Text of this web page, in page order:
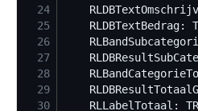
24
25
26
27
28
29
30